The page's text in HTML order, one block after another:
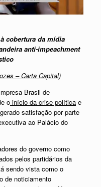
cobertura da mídia
anti-impeachment
– Carta Capital)
Brasil de
o início da crise política e
satisfação por parte
ao Palácio do
do governo como
pelos partidários da
sendo vista como o
de noticiamento